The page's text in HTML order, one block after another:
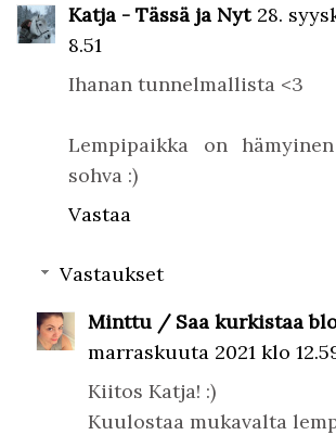
Katja - Tässä ja Nyt 28.
8.51
Ihanan tunnelmallista <3
Lempipaikka on
sohva :)
Vastaa
Vastaukset
Minttu / Saa kurkistaa
marraskuuta 2021 klo
Kiitos Katja! :)
Kuulostaa mukavalta